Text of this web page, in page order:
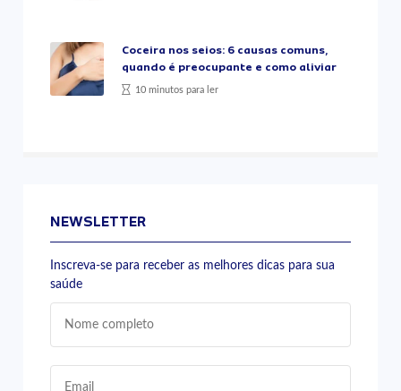
Coceira nos seios: 6 causas comuns,
quando é preocupante e como aliviar
10 minutos para ler
NEWSLETTER
Inscreva-se para receber as melhores dicas para sua
saúde